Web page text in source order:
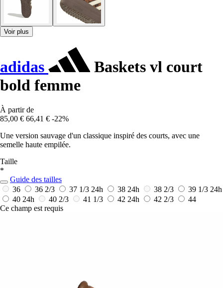
Voir plus
adidas
Baskets vl court
bold femme
À partir de
85,00 € 66,41 € -22%
Une version sauvage d'un classique inspiré des courts, avec une
semelle haute empilée.
Taille
*
Guide des tailles
36
36 2/3 37 1/3 24h 38 24h 38 2/3 39 1/3 24h
40 24h 40 2/3 41 1/3 42 24h 42 2/3
44
Ce champ est requis